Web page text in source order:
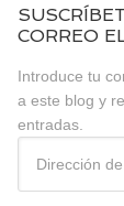
CORREO
Introduce tu
a este blog y
entradas.
email